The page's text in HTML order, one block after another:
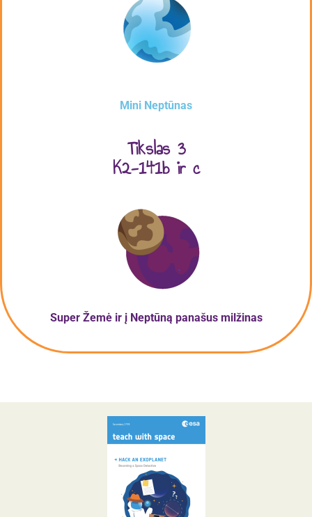
Mini Neptūnas
Tikslas 3
K2-141b ir c
Super Žemėir į Neptūną panašus milžinas